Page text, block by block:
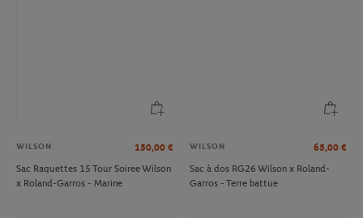
WILSON 150,00 €
Sac Raquettes 15 Tour Soiree Wilson
x Roland-Garros - Marine
WILSON 65,00 €
Sac à dos RG26 Wilson x Roland-
Garros - Terre battue